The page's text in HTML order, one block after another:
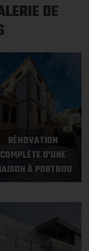
DE
RÉNOVATION
COMPLÈTE D'UNE
À PORTBOU